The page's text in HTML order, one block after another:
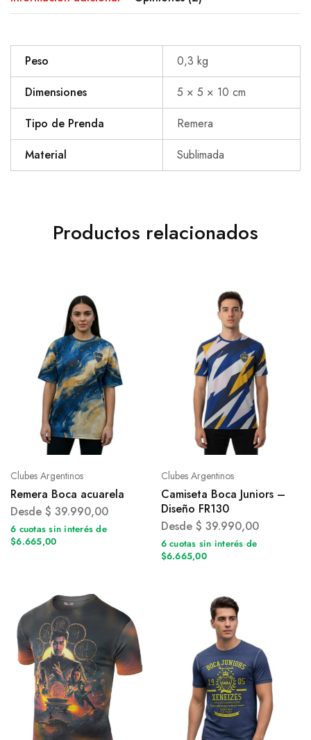
Peso
0,3 kg
Dimensiones
5 × 5 × 10 cm
Tipo de Prenda
Remera
Material
Sublimada
Productos relacionados
Clubes Argentinos
Remera Boca acuarela
Desde $ 39.990,00
6 cuotas sin interés de
$6.665,00
Clubes Argentinos
Camiseta Boca Juniors –
Diseño FR130
Desde $ 39.990,00
6 cuotas sin interés de
$6.665,00